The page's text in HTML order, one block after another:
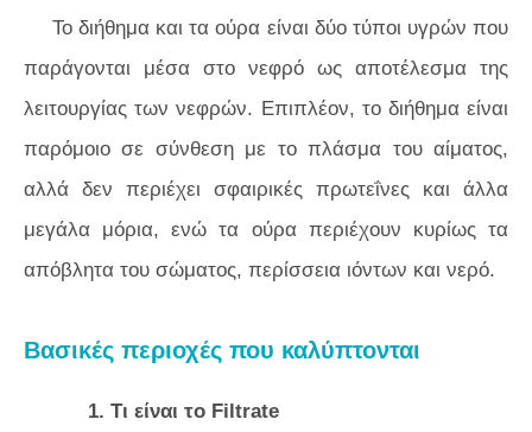
Το διήθημα και τα ούρα είναι δύο τύποι υγρών που
παράγονται μέσα στο νεφρό ως αποτέλεσμα της
λειτουργίας των νεφρών. Επιπλέον, το διήθημα είναι
παρόμοιο σε σύνθεση με το πλάσμα του αίματος,
αλλά δεν περιέχει σφαιρικές πρωτεΐνες και άλλα
μεγάλα μόρια, ενώ τα ούρα περιέχουν κυρίως τα
απόβλητα του σώματος, περίσσεια ιόντων και νερό.
Βασικές περιοχές που καλύπτονται
1. Τι είναι το Filtrate